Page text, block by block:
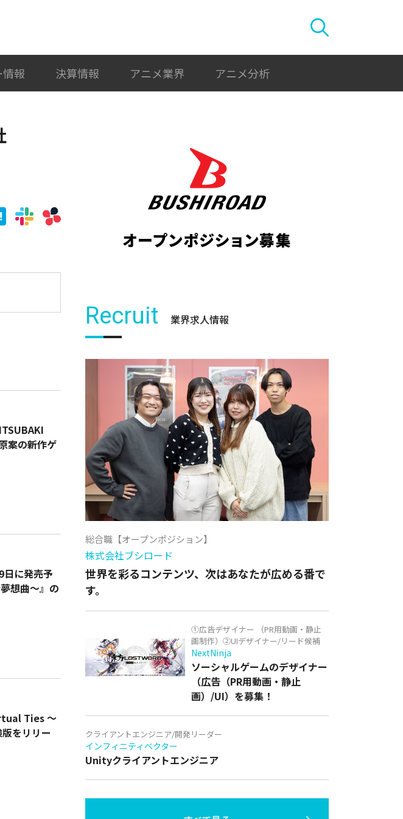
報 決算情報 アニメ業界 アニメ分析
案の新作ゲ
日に発売予
想曲～』の
Ties ～
をリリー
Recruit 業界求人情報
総合職【オープンポジション】
株式会社ブシロード
世界を彩るコンテンツ、次はあなたが広める番で
す。
①広告デザイナー （PR用動画・静止
画制作）②UIデザイナー/リード候補
NextNinja
ソーシャルゲームのデザイナー
（広告（PR用動画・静止
画）/UI）を募集！
クライアントエンジニア/開発リーダー
インフィニティベクター
Unityクライアントエンジニア